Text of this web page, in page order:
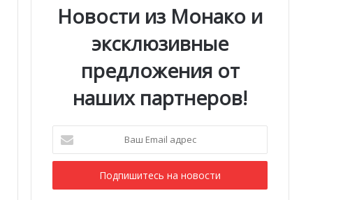
Новости из Монако и
эксклюзивные
предложения от
наших партнеров!
Email
адрес